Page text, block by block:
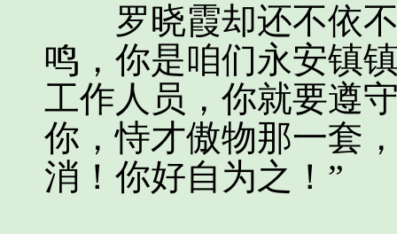
罗晓霞却还不依不
鸣，你是咱们永安镇
工作人员，你就要遵
你，恃才傲物那一套
消！你好自为之！”